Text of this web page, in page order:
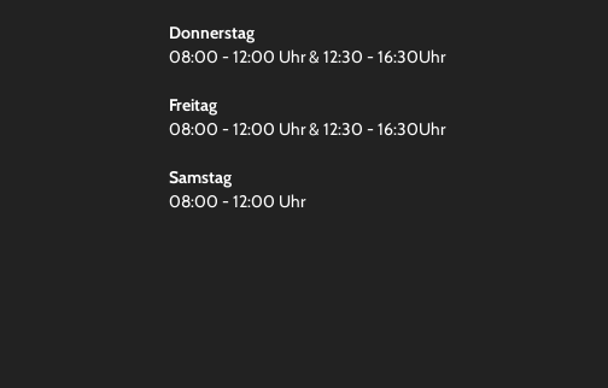
Donnerstag
08:00 - 12:00 Uhr & 12:30 - 16:30Uhr
Freitag
08:00 - 12:00 Uhr & 12:30 - 16:30Uhr
Samstag
08:00 - 12:00 Uhr